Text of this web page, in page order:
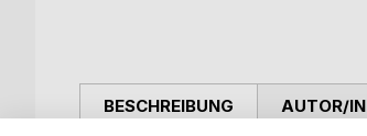
BESCHREIBUNG AUTOR/IN